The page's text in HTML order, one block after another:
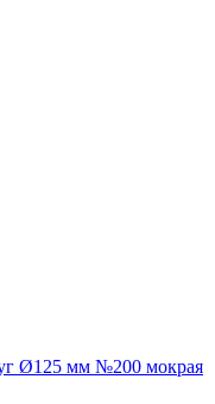
Ø125 мм №200 мокрая